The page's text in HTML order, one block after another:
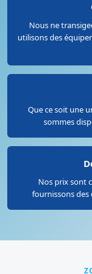
Nous ne
utilisons des
Que ce soit une
sommes
Nos prix sont
fournissons des